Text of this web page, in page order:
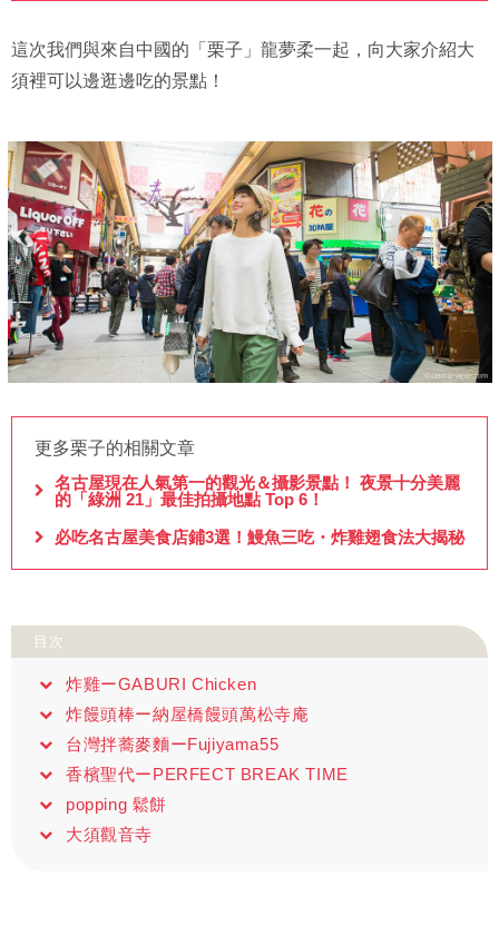
這次我們與來自中國的「栗子」龍夢柔一起，向大家介紹大
須裡可以邊逛邊吃的景點！
更多栗子的相關文章
名古屋現在人氣第一的觀光＆攝影景點！ 夜景十分美麗
的「綠洲 21」最佳拍攝地點 Top 6！
必吃名古屋美食店鋪3選！鰻魚三吃・炸雞翅食法大揭秘
目次
炸雞ーGABURI Chicken
炸饅頭棒ー納屋橋饅頭萬松寺庵
台灣拌蕎麥麵ーFujiyama55
香檳聖代ーPERFECT BREAK TIME
popping 鬆餅
大須觀音寺